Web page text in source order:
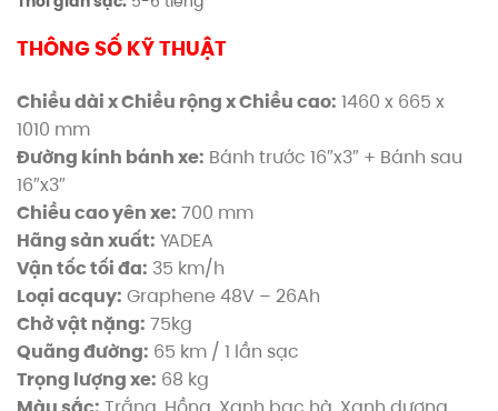
THÔNG SỐ KỸ THUẬT
Chiều dài x Chiều rộng x Chiều cao: 1460 x 665 x
1010 mm
Đường kính bánh xe: Bánh trước 16″x3″ + Bánh sau
16″x3″
Chiều cao yên xe: 700 mm
Hãng sản xuất: YADEA
Vận tốc tối đa: 35 km/h
Loại acquy: Graphene 48V – 26Ah
Chở vật nặng: 75kg
Quãng đường: 65 km / 1 lần sạc
Trọng lượng xe: 68 kg